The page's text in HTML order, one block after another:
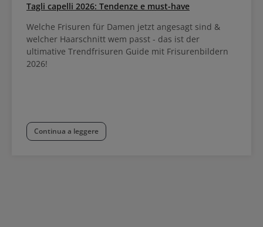
Tagli capelli 2026: Tendenze e must-have
Welche Frisuren für Damen jetzt angesagt sind &
welcher Haarschnitt wem passt - das ist der
ultimative Trendfrisuren Guide mit Frisurenbildern
2026!
Continua a leggere